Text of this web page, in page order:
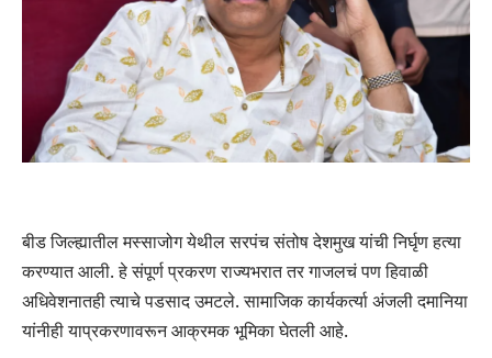
बीड जिल्ह्यातील मस्साजोग येथील सरपंच संतोष देशमुख यांची निर्घृण हत्या
करण्यात आली. हे संपूर्ण प्रकरण राज्यभरात तर गाजलचं पण हिवाळी
अधिवेशनातही त्याचे पडसाद उमटले. सामाजिक कार्यकर्त्या अंजली दमानिया
यांनीही याप्रकरणावरून आक्रमक भूमिका घेतली आहे.